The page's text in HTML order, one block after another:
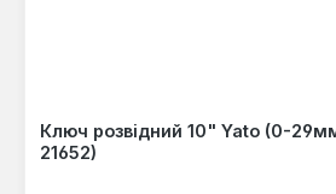
Ключ розвідний 10" Yato (0-
21652)